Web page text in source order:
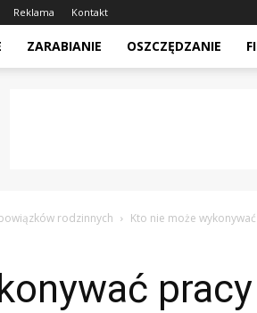
Reklama Kontakt
ZARABIANIE OSZCZĘDZANIE
rodzinnych Kto nie może